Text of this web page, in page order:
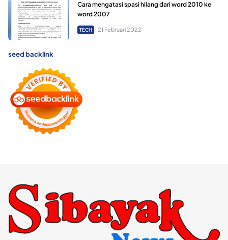
Cara mengatasi spasi hilang dari word 2010 ke
word 2007
TECH 21 Februari 2022
seed backlink